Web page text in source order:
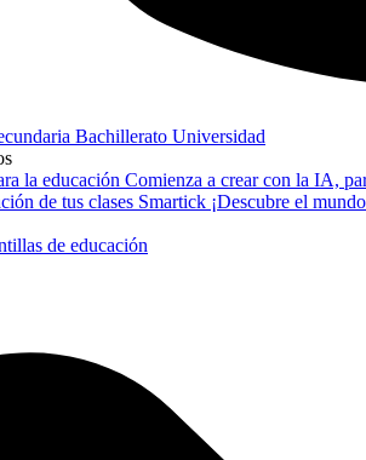
Bachillerato Universidad
la educación Comienza a crear con la IA,
de tus clases Smartick ¡Descubre el
de educación